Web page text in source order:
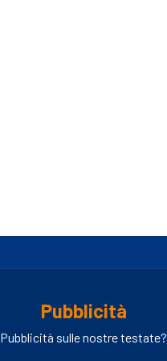
Pubblicità
Pubblicità sulle nostre testate?